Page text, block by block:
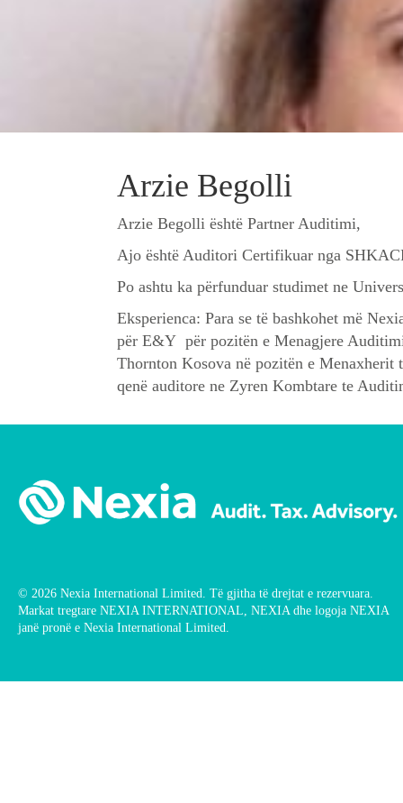
Arzie Begolli
Arzie Begolli është Partner Auditimi,
Ajo është Auditori Certifikuar nga
Po ashtu ka përfunduar studimet ne
Eksperienca: Para se të bashkohet më
për E&Y për pozitën e Menagjere
Thornton Kosova në pozitën e
qenë auditore ne Zyren Kombtare te
© 2026 Nexia International Limited. Të gjitha të drejtat e rezervuara.
Markat tregtare NEXIA INTERNATIONAL, NEXIA dhe logoja NEXIA
janë pronë e Nexia International Limited.